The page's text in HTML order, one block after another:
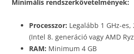
Minimális rendszerkövetelmények:
Processzor: Legalább 1 GHz-
(Intel 8. generáció vagy AMD
RAM: Minimum 4 GB